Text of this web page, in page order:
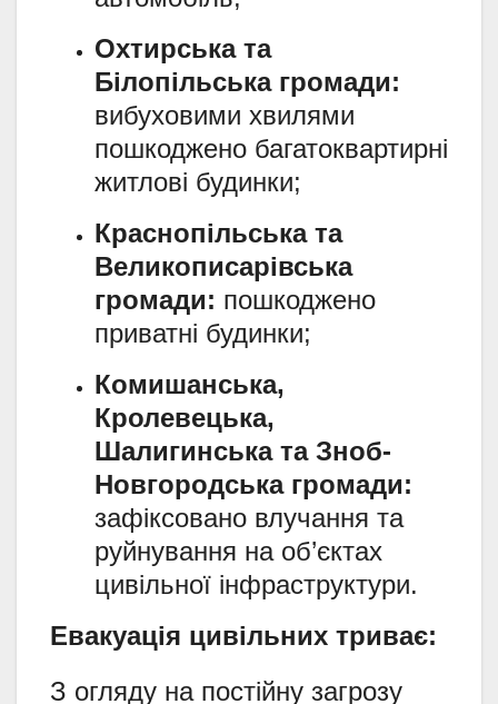
Охтирська та
Білопільська громади:
вибуховими хвилями
пошкоджено багатоквартирні
житлові будинки;
Краснопільська та
Великописарівська
громади: пошкоджено
приватні будинки;
Комишанська,
Кролевецька,
Шалигинська та Зноб-
Новгородська громади:
зафіксовано влучання та
руйнування на об’єктах
цивільної інфраструктури.
Евакуація цивільних триває:
З огляду на постійну загрозу